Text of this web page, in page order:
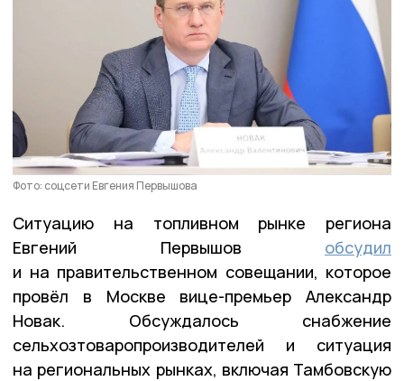
Фото: соцсети Евгения Первышова
Ситуацию на топливном рынке региона
Евгений Первышов обсудил
и на правительственном совещании, которое
провёл в Москве вице-премьер Александр
Новак. Обсуждалось снабжение
сельхозтоваропроизводителей и ситуация
на региональных рынках, включая Тамбовскую